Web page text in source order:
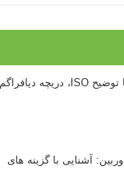
درک نوردهی – همراه با توضیح ISO، دریچه دیافراگم
آشنایی با گزینه های